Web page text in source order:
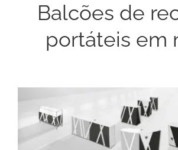
Balcões de
portáteis em